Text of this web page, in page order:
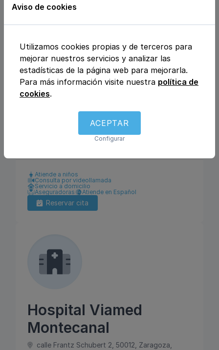
CENTRO MEDICO
MEDICLINIQUE
Calle Julio Rey Pastor nº6, 28702, San
Sebastián de los Reyes, Madrid
Análisis clínicos
Fisioterapia y rehabilitación
Enfermería
Psicología Pediatría
Atiende a niños
Consulta por videollamada
Servicio a domicilio
Aseguradoras
Atiende en Español
Reservar cita
Hospital Viamed
Montecanal
calle Frantz Schubert 2, 50012, Zaragoza,
Aviso de cookies
Utilizamos cookies propias y de terceros para
mejorar nuestros servicios y analizar las
estadísticas de la página web para mejorarla.
Para más información visite nuestra política de
cookies.
ACEPTAR
Configurar